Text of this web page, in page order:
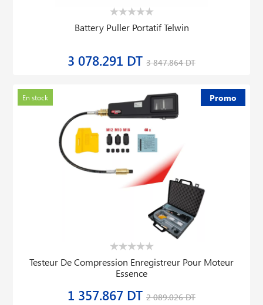
Battery Puller Portatif Telwin
3 078.291 DT 3 847.864 DT
Promo
En stock
Testeur De Compression Enregistreur Pour Moteur
Essence
1 357.867 DT 2 089.026 DT